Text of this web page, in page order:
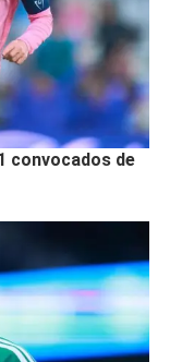
convocados de